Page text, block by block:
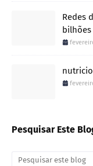
Redes
Pesquisar Este